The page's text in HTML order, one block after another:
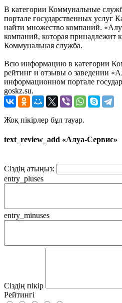
В категории Коммунальные
портале государственных услуг
найти множество компаний.
компаний, которая принадлежит
Коммунальная служба.
Всю информацию в категории
рейтинг и отзывы о заведении
информационном портале
goskz.su.
Жоқ пікірлер бұл тауар.
text_review_add «Алуа-Сервис»
Сіздің атыңыз:
entry_pluses
entry_minuses
Сіздің пікір
Рейтингі